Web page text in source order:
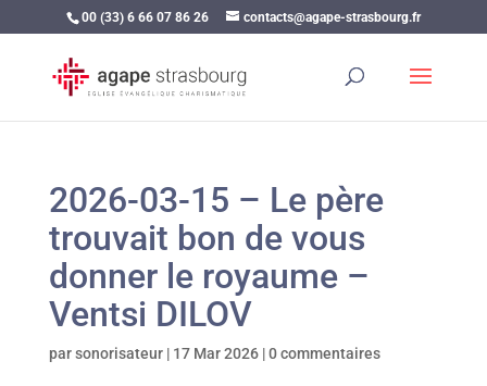
00 (33) 6 66 07 86 26 contacts@agape-strasbourg.fr
2026-03-15 – Le père
trouvait bon de vous
donner le royaume –
Ventsi DILOV
parsonorisateur| 17 Mar 2026|0 commentaires